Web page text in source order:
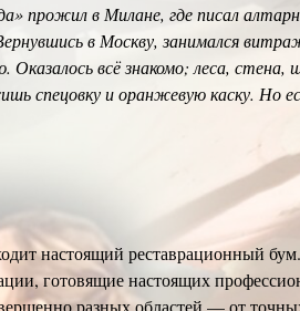
настоящий реставрационный
готовящие настоящих
разных областей — от
прожил в Милане, где писал
в Москву, занимался
Оказалось всё знакомо; леса,
спецовку и оранжевую каску. Но